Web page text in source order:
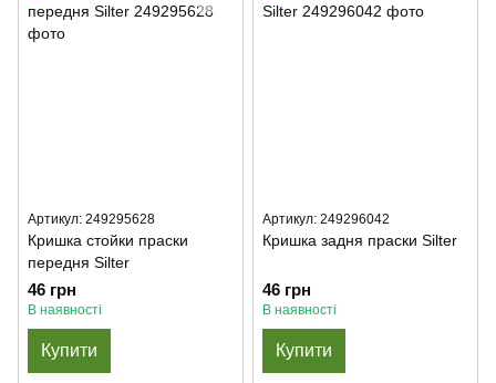
Артикул: 249295628
Кришка стойки праски
передня Silter
46 грн
В наявності
Купити
Артикул: 249296042
Кришка задня праски Silter
46 грн
В наявності
Купити